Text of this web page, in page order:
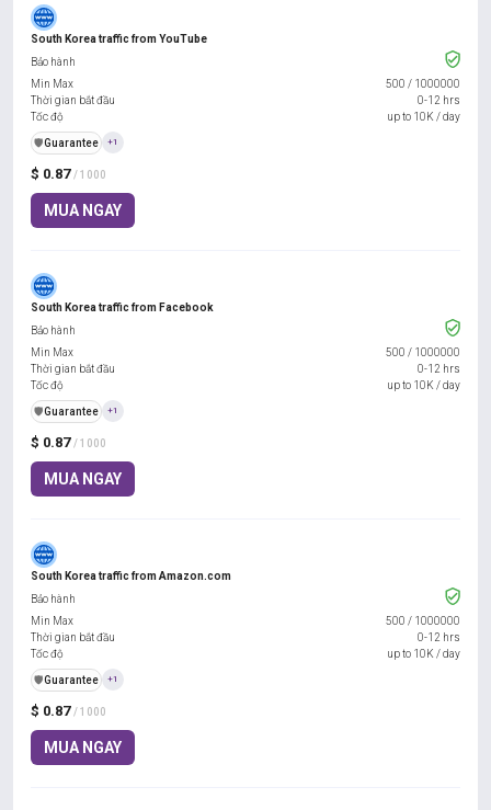
South Korea traffic from YouTube
$ 0.87 / 1000
MUA NGAY
Bảo hành
Min Max
500 / 1000000
Thời gian bắt đầu
0-12 hrs
Tốc độ
up to 10K / day
️🛡️Guarantee +1
South Korea traffic from Facebook
$ 0.87 / 1000
MUA NGAY
Bảo hành
Min Max
500 / 1000000
Thời gian bắt đầu
0-12 hrs
Tốc độ
up to 10K / day
️🛡️Guarantee +1
South Korea traffic from Amazon.com
$ 0.87 / 1000
MUA NGAY
Bảo hành
Min Max
500 / 1000000
Thời gian bắt đầu
0-12 hrs
Tốc độ
up to 10K / day
️🛡️Guarantee +1